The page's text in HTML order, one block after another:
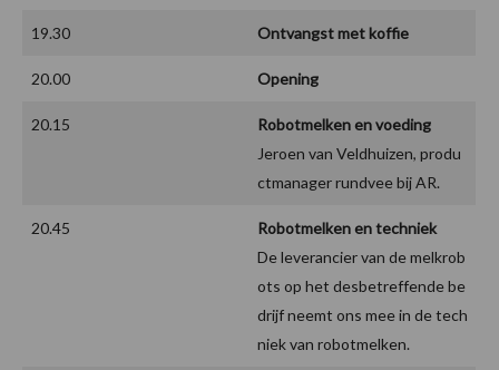
19.30 Ontvangst met koffie
20.00 Opening
20.15
Robotmelken en voeding
Jeroen van Veldhuizen, produ
ctmanager rundvee bij AR.
20.45
Robotmelken en techniek
De leverancier van de melkrob
ots op het desbetreffende be
drijf neemt ons mee in de tech
niek van robotmelken.